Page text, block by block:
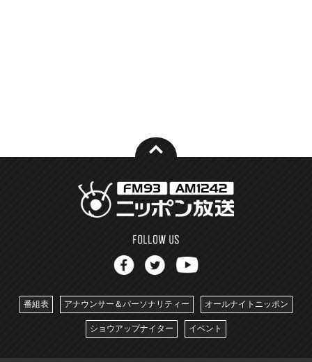
番組表 アナウンサー＆パーソナリティー オールナイトニッポン
ショウアップナイター イベント